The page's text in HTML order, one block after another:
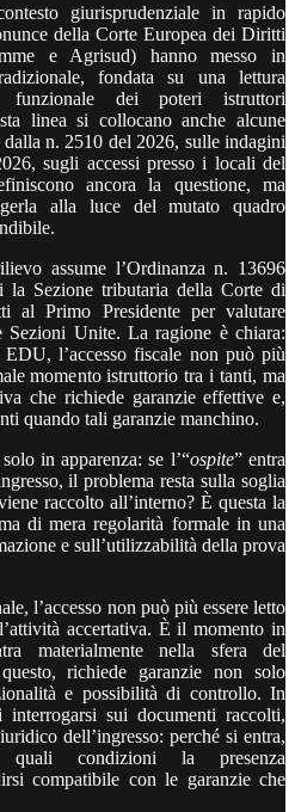
giurisprudenziale in rapido
della Corte Europea dei Diritti
e Agrisud) hanno messo in
fondata su una lettura
funzionale dei poteri istruttori
linea si collocano anche alcune
n. 2510 del 2026, sulle indagini
sugli accessi presso i locali del
ancora la questione, ma
alla luce del mutato quadro
assume l’Ordinanza n. 13696
la Sezione tributaria della Corte di
al Primo Presidente per valutare
Sezioni Unite. La ragione è chiara:
l’accesso fiscale non può più
momento istruttorio tra i tanti, ma
che richiede garanzie effettive e,
quando tali garanzie manchino.
in apparenza: se l’“ospite” entra
il problema resta sulla soglia
raccolto all’interno? È questa la
di mera regolarità formale in una
e sull’utilizzabilità della prova
l’accesso non può più essere letto
accertativa. È il momento in
materialmente nella sfera del
richiede garanzie non solo
e possibilità di controllo. In
sui documenti raccolti,
dell’ingresso: perché si entra,
condizioni la presenza
compatibile con le garanzie che